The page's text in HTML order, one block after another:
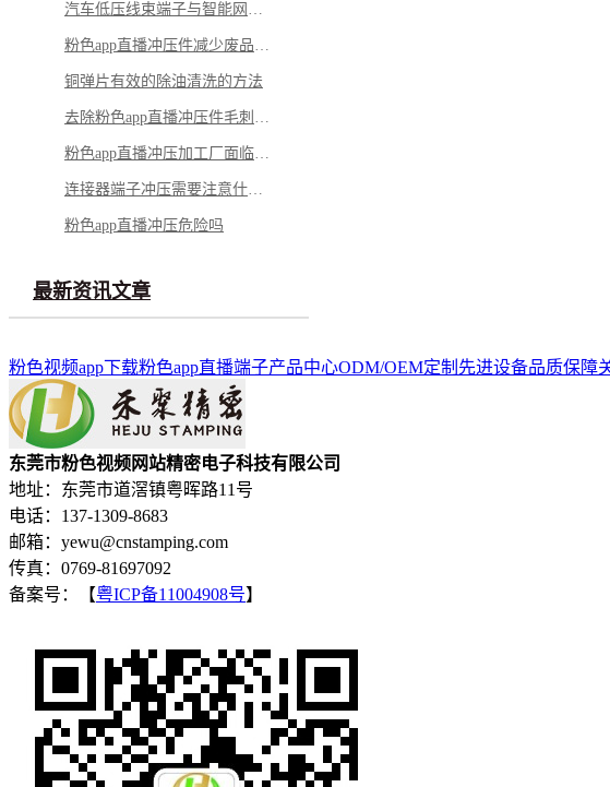
汽车低压线束端子与智能网联的关系，详解其主要性能
粉色app直播冲压件减少废品率，可从这些点着手
铜弹片有效的除油清洗的方法
去除粉色app直播冲压件毛刺的几个小妙招
粉色app直播冲压加工厂面临的几个问题
连接器端子冲压需要注意什么？
粉色app直播冲压危险吗
最新资讯文章
粉色视频app下载粉色app直播端子产品中心ODM/OEM定制 先进设备品质保障
东莞市粉色视频网站精密电子科技有限公司
地址：东莞市道滘镇粤晖路11号
电话：137-1309-8683
邮箱：yewu@cnstamping.com
传真：0769-81697092
备案号：【粤ICP备11004908号】